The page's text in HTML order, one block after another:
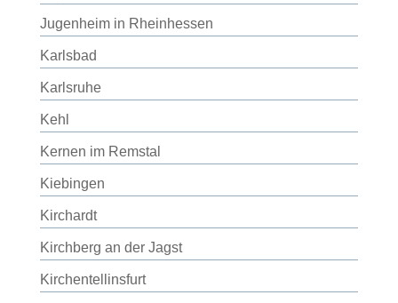
Jugenheim in Rheinhessen
Karlsbad
Karlsruhe
Kehl
Kernen im Remstal
Kiebingen
Kirchardt
Kirchberg an der Jagst
Kirchentellinsfurt